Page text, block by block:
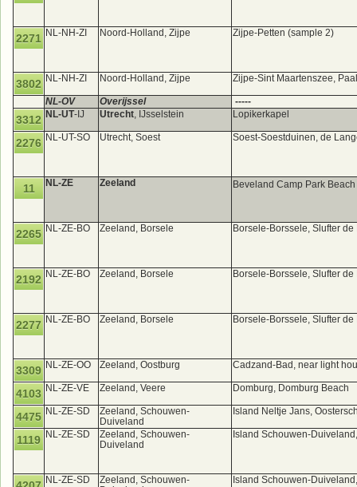
2271 NL-NH-ZI Noord-Holland, Zijpe Zijpe-Petten (sample 2)
3802 NL-NH-ZI Noord-Holland, Zijpe Zijpe-Sint Maartenszee,
NL-OV Overijssel -----
3312 NL-UT-IJ Utrecht, IJsselstein Lopikerkapel
2276 NL-UT-SO Utrecht, Soest Soest-Soestduinen, de
11 NL-ZE Zeeland Beveland Camp Park Beach
2265 NL-ZE-BO Zeeland, Borsele Borsele-Borssele, Slufter
2192 NL-ZE-BO Zeeland, Borsele Borsele-Borssele, Slufter
2277 NL-ZE-BO Zeeland, Borsele Borsele-Borssele, Slufter
3309 NL-ZE-OO Zeeland, Oostburg Cadzand-Bad, near light
4103 NL-ZE-VE Zeeland, Veere Domburg, Domburg Beach
4475 NL-ZE-SD
Zeeland, Schouwen-
Duiveland
Island Neltje Jans,
1119 NL-ZE-SD
Zeeland, Schouwen-
Duiveland
Island Schouwen-
NL-ZE-SD
Zeeland, Schouwen-
Island Schouwen-